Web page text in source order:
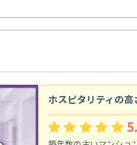
ホスピタリティの高